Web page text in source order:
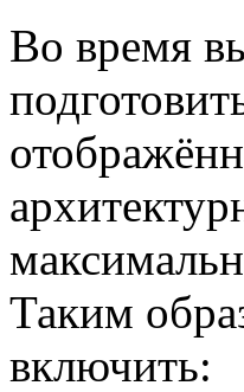
Во время
Таким
включить: